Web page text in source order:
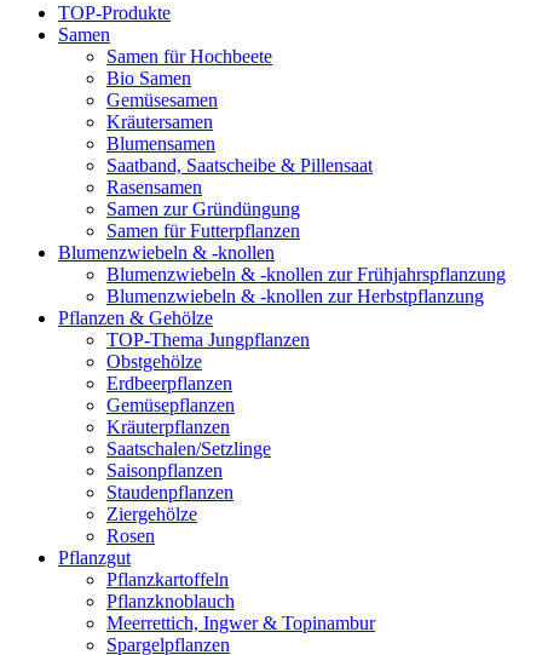
TOP-Produkte
Samen
Samen für Hochbeete
Bio Samen
Gemüsesamen
Kräutersamen
Blumensamen
Saatband, Saatscheibe & Pillensaat
Rasensamen
Samen zur Gründüngung
Samen für Futterpflanzen
Blumenzwiebeln & -knollen
Blumenzwiebeln & -knollen zur Frühjahrspflanzung
Blumenzwiebeln & -knollen zur Herbstpflanzung
Pflanzen & Gehölze
TOP-Thema Jungpflanzen
Obstgehölze
Erdbeerpflanzen
Gemüsepflanzen
Kräuterpflanzen
Saatschalen/Setzlinge
Saisonpflanzen
Staudenpflanzen
Ziergehölze
Rosen
Pflanzgut
Pflanzkartoffeln
Pflanzknoblauch
Meerrettich, Ingwer & Topinambur
Spargelpflanzen